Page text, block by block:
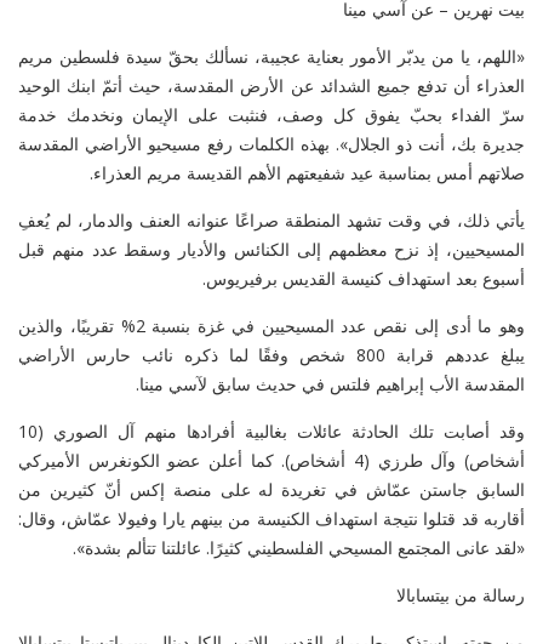
بيت نهرين – عن آسي مينا
«اللهم، يا من يدبّر الأمور بعناية عجيبة، نسألك بحقّ سيدة فلسطين مريم
العذراء أن تدفع جميع الشدائد عن الأرض المقدسة، حيث أتمّ ابنك الوحيد
سرّ الفداء بحبّ يفوق كل وصف، فنثبت على الإيمان ونخدمك خدمة
جديرة بك، أنت ذو الجلال». بهذه الكلمات رفع مسيحيو الأراضي المقدسة
صلاتهم أمس بمناسبة عيد شفيعتهم الأهم القديسة مريم العذراء.
يأتي ذلك، في وقت تشهد المنطقة صراعًا عنوانه العنف والدمار، لم يُعفِ
المسيحيين، إذ نزح معظمهم إلى الكنائس والأديار وسقط عدد منهم قبل
أسبوع بعد استهداف كنيسة القديس برفيريوس.
وهو ما أدى إلى نقص عدد المسيحيين في غزة بنسبة 2% تقريبًا، والذين
يبلغ عددهم قرابة 800
شخص وفقًا لما ذكره نائب حارس الأراضي
المقدسة الأب إبراهيم فلتس في حديث سابق لآسي مينا.
وقد أصابت تلك الحادثة عائلات بغالبية أفرادها منهم آل الصوري (10
أشخاص) وآل طرزي (4 أشخاص). كما أعلن عضو الكونغرس الأميركي
السابق جاستن عمّاش في تغريدة له على منصة إكس أنّ كثيرين من
أقاربه قد قتلوا نتيجة استهداف الكنيسة من بينهم يارا وفيولا عمّاش، وقال:
«لقد عانى المجتمع المسيحي الفلسطيني كثيرًا. عائلتنا تتألم بشدة».
رسالة من بيتسابالا